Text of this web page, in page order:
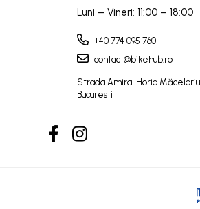
Luni – Vineri: 11:00 – 18:00
+40 774 095 760
contact@bikehub.ro